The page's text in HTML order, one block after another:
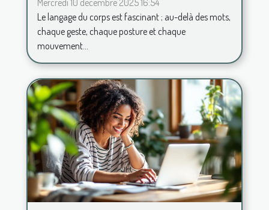
corps ?
Mercredi 10 décembre 2025 16:54
Le langage du corps est fascinant ; au-delà des mots,
chaque geste, chaque posture et chaque
mouvement...